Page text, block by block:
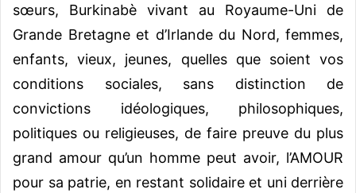
sœurs, Burkinabè vivant au Royaume-Uni de
Grande Bretagne et d’Irlande du Nord, femmes,
enfants, vieux, jeunes, quelles que soient vos
conditions sociales, sans distinction de
convictions idéologiques, philosophiques,
politiques ou religieuses, de faire preuve du plus
grand amour qu’un homme peut avoir, l’AMOUR
pour sa patrie, en restant solidaire et uni derrière